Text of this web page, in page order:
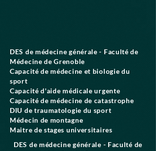
DES de médecine générale - Faculté de
Médecine de Grenoble
Capacité de médecine et biologie du
sport
Capacité d'aide médicale urgente
Capacité de médecine de catastrophe
DIU de traumatologie du sport
Médecin de montagne
Maitre de stages universitaires
DES de médecine générale - Faculté de